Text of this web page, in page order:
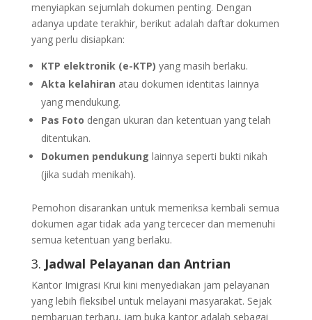
menyiapkan sejumlah dokumen penting. Dengan
adanya update terakhir, berikut adalah daftar dokumen
yang perlu disiapkan:
KTP elektronik (e-KTP) yang masih berlaku.
Akta kelahiran atau dokumen identitas lainnya
yang mendukung.
Pas Foto dengan ukuran dan ketentuan yang telah
ditentukan.
Dokumen pendukung lainnya seperti bukti nikah
(jika sudah menikah).
Pemohon disarankan untuk memeriksa kembali semua
dokumen agar tidak ada yang tercecer dan memenuhi
semua ketentuan yang berlaku.
3. Jadwal Pelayanan dan Antrian
Kantor Imigrasi Krui kini menyediakan jam pelayanan
yang lebih fleksibel untuk melayani masyarakat. Sejak
pembaruan terbaru, jam buka kantor adalah sebagai